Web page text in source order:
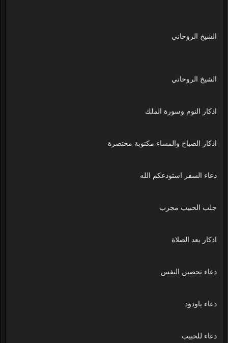
الشيخ الروحاني
الشيخ الروحاني
اذكار النوم وسورة الملك
اذكار الصباح والمساء مكتوبة مختصرة
دعاء السفر استودعكم الله
جلب الحبيب مجرب
اذكار بعد الصلاة
دعاء تحصين النفس
دعاء ياودود
دعاء للحبيب